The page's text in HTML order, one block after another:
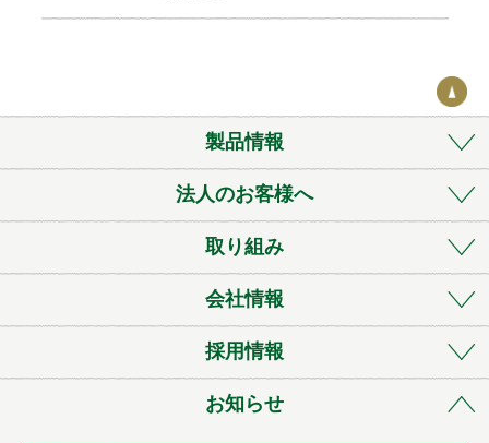
k
製品情報
法人のお客様へ
取り組み
会社情報
採用情報
お知らせ